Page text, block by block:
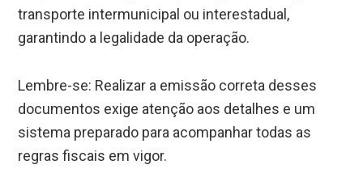
transporte intermunicipal ou interestadual,
garantindo a legalidade da operação.
Lembre-se: Realizar a emissão correta desses
documentos exige atenção aos detalhes e um
sistema preparado para acompanhar todas as
regras fiscais em vigor.